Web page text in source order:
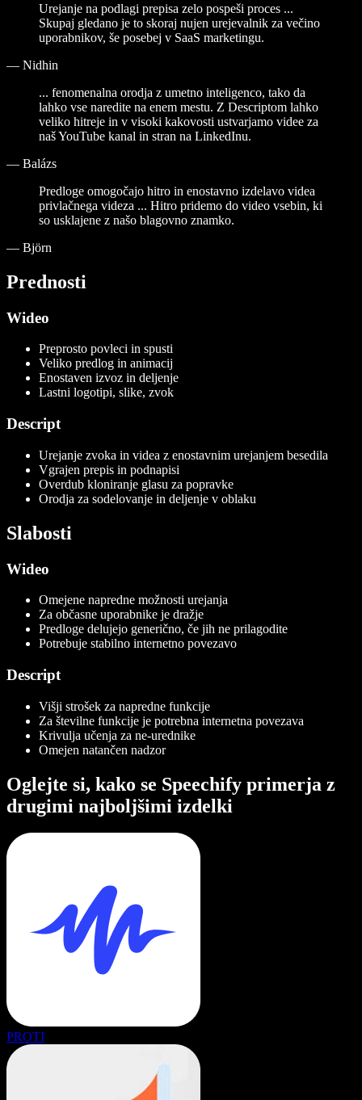
Urejanje na podlagi prepisa zelo pospeši proces ...
Skupaj gledano je to skoraj nujen urejevalnik za večino
uporabnikov, še posebej v SaaS marketingu.
— Nidhin
... fenomenalna orodja z umetno inteligenco, tako da
lahko vse naredite na enem mestu. Z Descriptom lahko
veliko hitreje in v visoki kakovosti ustvarjamo videe za
naš YouTube kanal in stran na LinkedInu.
— Balázs
Predloge omogočajo hitro in enostavno izdelavo videa
privlačnega videza ... Hitro pridemo do video vsebin, ki
so usklajene z našo blagovno znamko.
— Björn
Prednosti
Wideo
Preprosto povleci in spusti
Veliko predlog in animacij
Enostaven izvoz in deljenje
Lastni logotipi, slike, zvok
Descript
Urejanje zvoka in videa z enostavnim urejanjem besedila
Vgrajen prepis in podnapisi
Overdub kloniranje glasu za popravke
Orodja za sodelovanje in deljenje v oblaku
Slabosti
Wideo
Omejene napredne možnosti urejanja
Za občasne uporabnike je dražje
Predloge delujejo generično, če jih ne prilagodite
Potrebuje stabilno internetno povezavo
Descript
Višji strošek za napredne funkcije
Za številne funkcije je potrebna internetna povezava
Krivulja učenja za ne-urednike
Omejen natančen nadzor
Oglejte si, kako se Speechify primerja z
drugimi najboljšimi izdelki
PROTI